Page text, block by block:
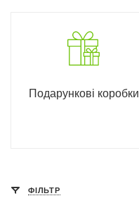
Подарункові коробки
ФІЛЬТР